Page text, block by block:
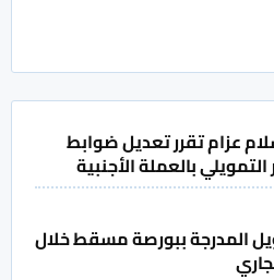
عزام تقرر تعديل ضوابط
بالعملة الأجنبية
المدرجة ببورصة مسقط خلال